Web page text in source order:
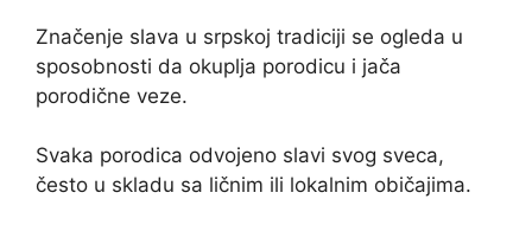
Značenje slava u srpskoj tradiciji se ogleda u
sposobnosti da okuplja porodicu i jača
porodične veze.
Svaka porodica odvojeno slavi svog sveca,
često u skladu sa ličnim ili lokalnim običajima.